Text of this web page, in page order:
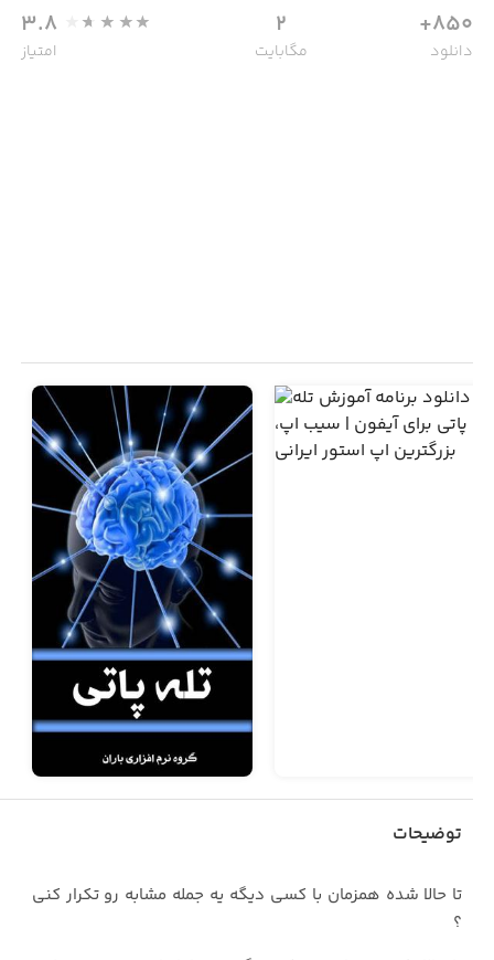
850+
دانلود
2
مگابایت
3.8
امتیاز
توضیحات
تا حالا شده همزمان با کسی دیگه یه جمله مشابه رو تکرار کنی
؟